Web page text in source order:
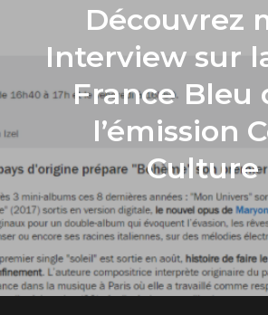
Découvrez
Interview sur
France Bleu
l’émission
Culture